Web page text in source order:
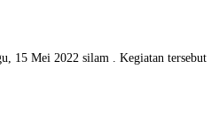
15 Mei 2022 silam . Kegiatan tersebut